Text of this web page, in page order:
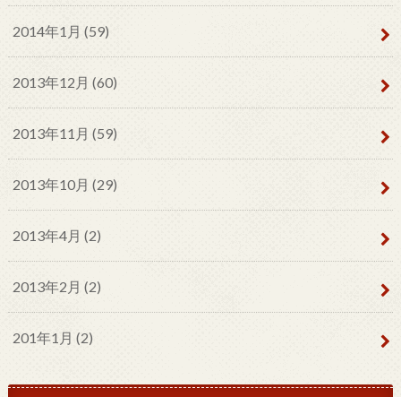
2014年1月 (59)
2013年12月 (60)
2013年11月 (59)
2013年10月 (29)
2013年4月 (2)
2013年2月 (2)
201年1月 (2)